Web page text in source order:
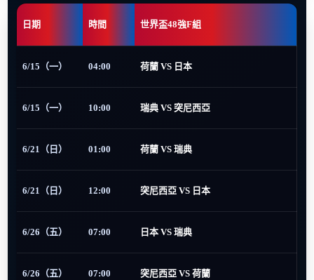
日期 時間 世界盃48強F組
6/15（一） 04:00 荷蘭 VS 日本
6/15（一） 10:00 瑞典 VS 突尼西亞
6/21（日） 01:00 荷蘭 VS 瑞典
6/21（日） 12:00 突尼西亞 VS 日本
6/26（五） 07:00 日本 VS 瑞典
6/26（五） 07:00 突尼西亞 VS 荷蘭